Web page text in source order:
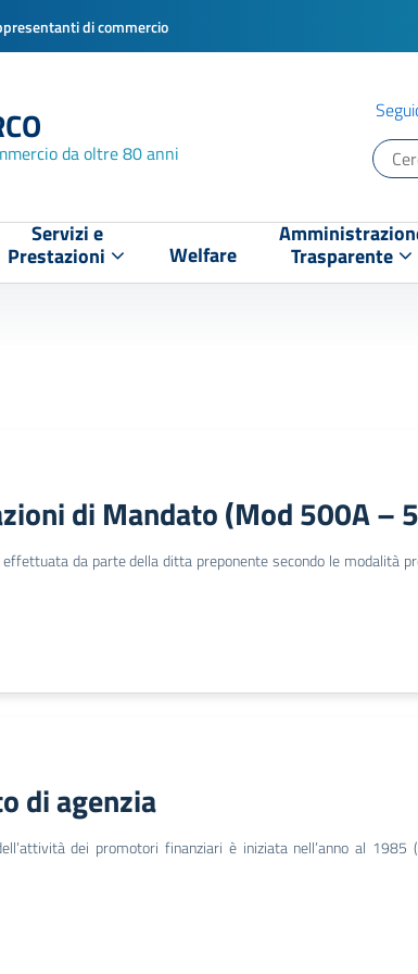
di commercio
da oltre 80 anni
Servizi e
Prestazioni Welfare Trasparente
di Mandato (Mod 500A –
effettuata da parte della ditta preponente secondo le modalità
di agenzia
dei promotori finanziari è iniziata nell’anno al